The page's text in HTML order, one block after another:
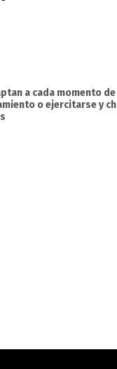
a cada momento
o ejercitarse y